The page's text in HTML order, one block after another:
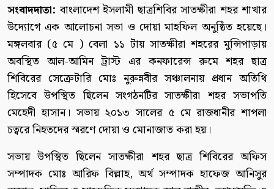
‎সংবাদদাতা: বাংলাদেশ ইসলামী ছাত্রশিবির সাতক্ষীরা শহর শাখার
উদ্যোগে এক আলোচনা সভা ও দোয়া মাহফিল অনুষ্ঠিত হয়েছে।
‎মঙ্গলবার (৫ মে ) বেলা ১১ টায় সাতক্ষীরা শহরের মুন্সিপাড়ায়
অবস্থিত আল-আমিন ট্রাস্ট এর কনফারেন্স রুমে শহর ছাত্র
শিবিরের সেক্রেটারি মোঃ নুরুন্নবীর সঞ্চালনায় প্রধান অতিথি
হিসেবে উপস্থিত ছিলেন সংগঠনটির সাতক্ষীরা শহর সভাপতি
মেহেদী হাসান। ‎‎সভায় ২০১৩ সালের ৫ মে রাজধানীর শাপলা
চত্বরে নিহতদের স্মরণে দোয়া ও মোনাজাত করা হয়।
সভায় উপস্থিত ছিলেন সাতক্ষীরা শহর ছাত্র শিবিরের অফিস
সম্পাদক মোঃ আরিফ বিল্লাহ, অর্থ সম্পাদক হাফেজ আনিসুর